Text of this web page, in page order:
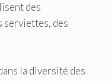
des
serviettes, des
la diversité des